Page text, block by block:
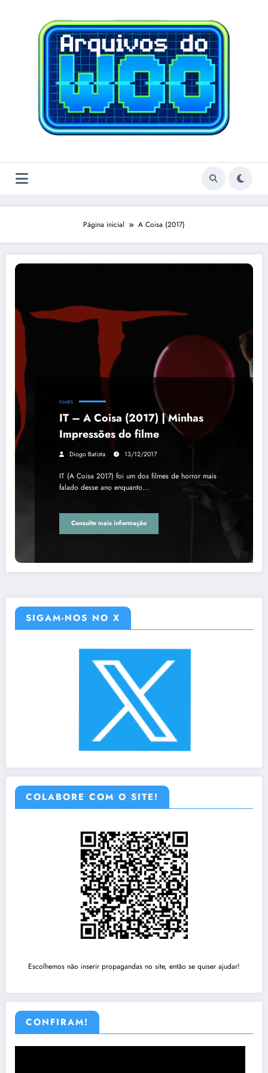
Página inicial A Coisa (2017)
FILMES
IT – A Coisa (2017) | Minhas
Impressões do filme
Diogo Batista 13/12/2017
IT (A Coisa 2017) foi um dos filmes de horror mais
falado desse ano enquanto…
Consulte mais informação
SIGAM-NOS NO X
COLABORE COM O SITE!
Escolhemos não inserir propagandas no site, então se quiser ajudar!
CONFIRAM!